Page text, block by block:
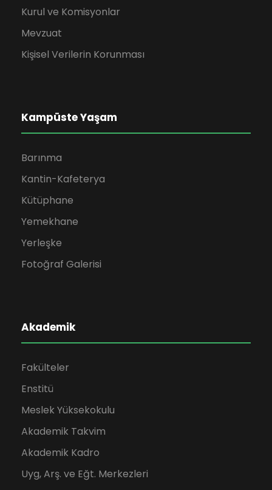
Kurul ve Komisyonlar
Mevzuat
Kişisel Verilerin Korunması
Kampüste Yaşam
Barınma
Kantin-Kafeterya
Kütüphane
Yemekhane
Yerleşke
Fotoğraf Galerisi
Akademik
Fakülteler
Enstitü
Meslek Yüksekokulu
Akademik Takvim
Akademik Kadro
Uyg, Arş. ve Eğt. Merkezleri